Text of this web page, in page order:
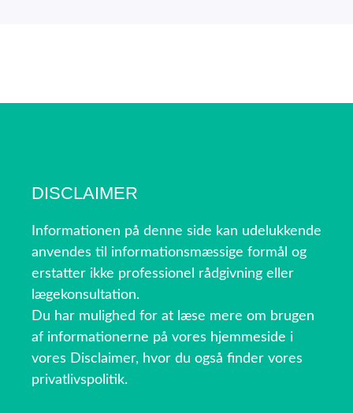
DISCLAIMER
Informationen på denne side kan udelukkende
anvendes til informationsmæssige formål og
erstatter ikke professionel rådgivning eller
lægekonsultation.
Du har mulighed for at læse mere om brugen
af informationerne på vores hjemmeside i
vores Disclaimer, hvor du også finder vores
privatlivspolitik.